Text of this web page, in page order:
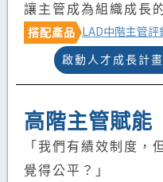
讓主管成為組織成長
搭配產品 LAD中階主管
啟動人才成長計
高階主管賦能
「我們有績效制度，
覺得公平？」